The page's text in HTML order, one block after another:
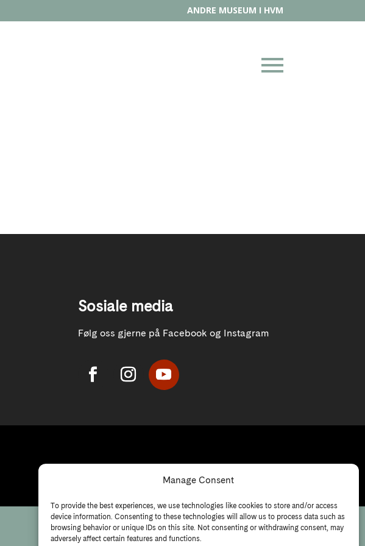
Manage Consent
To provide the best experiences, we use technologies like cookies to store and/or access
device information. Consenting to these technologies will allow us to process data such as
browsing behavior or unique IDs on this site. Not consenting or withdrawing consent, may
adversely affect certain features and functions.
ANDRE MUSEUM I HVM
Sosiale media
Følg oss gjerne på Facebook og Instagram